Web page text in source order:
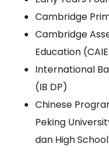
Cambridge
Cambridge
Education
International
(IB DP)
Chinese
Peking
dan High